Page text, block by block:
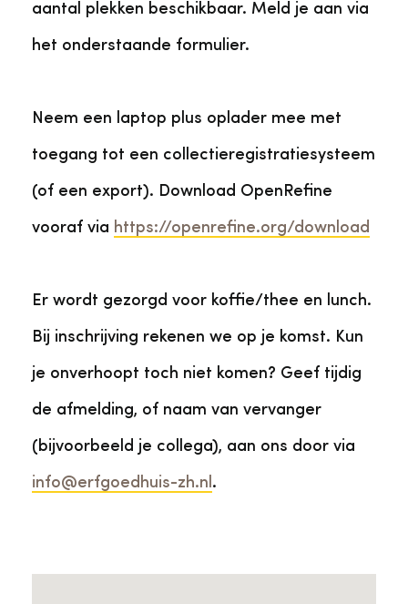
aantal plekken beschikbaar. Meld je aan via
het onderstaande formulier.
Neem een laptop plus oplader mee met
toegang tot een collectieregistratiesysteem
(of een export). Download OpenRefine
vooraf via https://openrefine.org/download
Er wordt gezorgd voor koffie/thee en lunch.
Bij inschrijving rekenen we op je komst. Kun
je onverhoopt toch niet komen? Geef tijdig
de afmelding, of naam van vervanger
(bijvoorbeeld je collega), aan ons door via
info@erfgoedhuis-zh.nl .